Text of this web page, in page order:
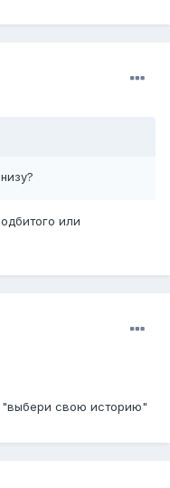
или
"выбери свою историю"